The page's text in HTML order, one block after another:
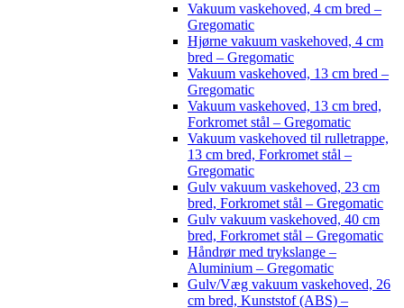
Vakuum vaskehoved, 4 cm bred –
Gregomatic
Hjørne vakuum vaskehoved, 4 cm
bred – Gregomatic
Vakuum vaskehoved, 13 cm bred –
Gregomatic
Vakuum vaskehoved, 13 cm bred,
Forkromet stål – Gregomatic
Vakuum vaskehoved til rulletrappe,
13 cm bred, Forkromet stål –
Gregomatic
Gulv vakuum vaskehoved, 23 cm
bred, Forkromet stål – Gregomatic
Gulv vakuum vaskehoved, 40 cm
bred, Forkromet stål – Gregomatic
Håndrør med trykslange –
Aluminium – Gregomatic
Gulv/Væg vakuum vaskehoved, 26
cm bred, Kunststof (ABS) –